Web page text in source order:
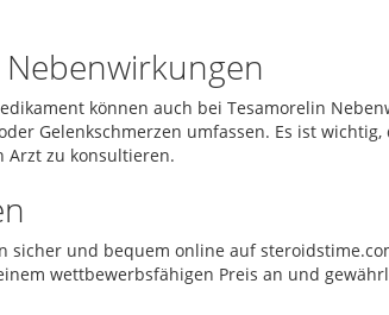
können auch bei Tesamorelin
Gelenkschmerzen umfassen. Es ist
Arzt zu konsultieren.
sicher und bequem online auf
wettbewerbsfähigen Preis an und